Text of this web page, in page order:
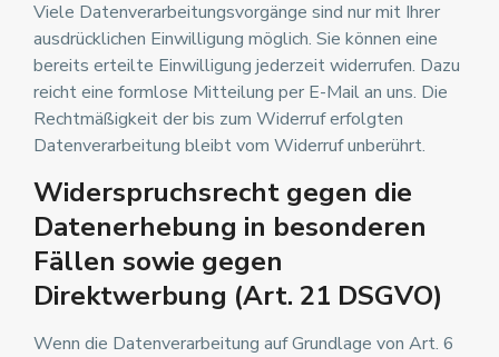
Viele Datenverarbeitungsvorgänge sind nur mit Ihrer
ausdrücklichen Einwilligung möglich. Sie können eine
bereits erteilte Einwilligung jederzeit widerrufen. Dazu
reicht eine formlose Mitteilung per E-Mail an uns. Die
Rechtmäßigkeit der bis zum Widerruf erfolgten
Datenverarbeitung bleibt vom Widerruf unberührt.
Widerspruchsrecht gegen die
Datenerhebung in besonderen
Fällen sowie gegen
Direktwerbung (Art. 21 DSGVO)
Wenn die Datenverarbeitung auf Grundlage von Art. 6